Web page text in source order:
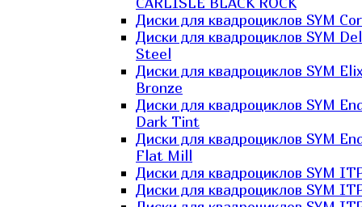
Диски для квадроциклов SYM
Диски для квадроциклов SYM
Steel
Диски для квадроциклов SYM
Bronze
Диски для квадроциклов SYM
Dark Tint
Диски для квадроциклов SYM
Flat Mill
Диски для квадроциклов SYM
Диски для квадроциклов SYM